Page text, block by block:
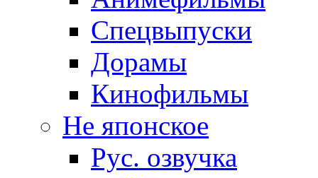
Спецвыпуски
Дорамы
Кинофильмы
Не японское
Рус. озвучка